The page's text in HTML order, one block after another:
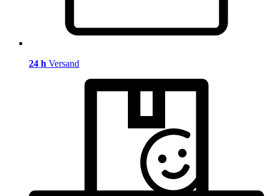
24 h Versand